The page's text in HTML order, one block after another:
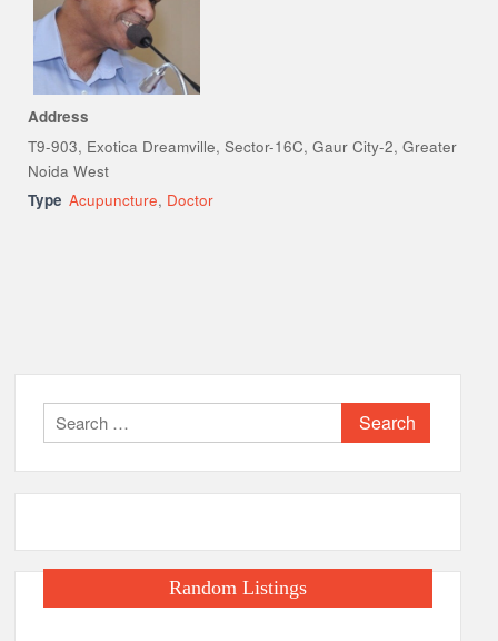
Address
T9-903, Exotica Dreamville, Sector-16C, Gaur City-2, Greater
Noida West
Type Acupuncture, Doctor
Search
for:
Random Listings